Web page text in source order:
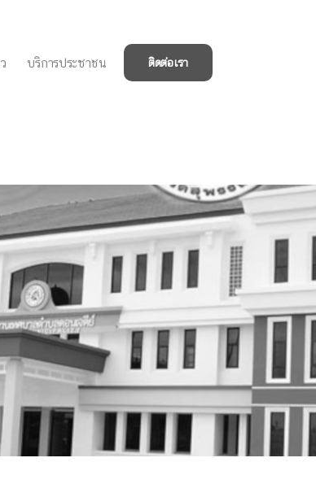
บริการประชาชน ติดต่อเรา
าหน้าที่ ประจำ